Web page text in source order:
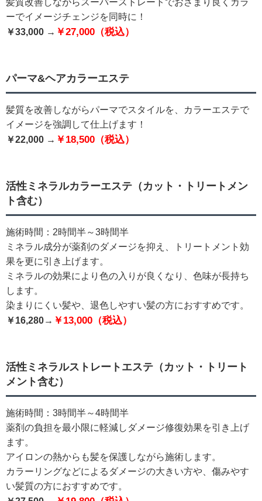
髪質改善しながらスーパーストレートでおさまり良くカラ
ーでイメージチェンジを同時に！
￥33,000 → ￥27,000（税込）
パーマ&ヘアカラーエステ
髪質を改善しながらパーマでスタイルを、カラーエステで
イメージを強調して仕上げます！
￥22,000 → ￥18,500（税込）
活性ミネラルカラーエステ（カット・トリートメン
ト含む）
施術時間：2時間半～3時間半
ミネラル成分が薬剤のダメージを抑え、トリートメント効
果を更に引き上げます。
ミネラルの効果により色の入りが良くなり、色味が長持ち
します。
染まりにくい髪や、退色しやすい髪の方におすすめです。
￥16,280→ ￥13,000（税込）
活性ミネラルストレートエステ（カット・トリート
メント含む）
施術時間：3時間半～4時間半
薬剤の負担を最小限に軽減しダメージ修復効果を引き上げ
ます。
アイロンの熱からも髪を保護しながら施術します。
カラーリングなどによるダメージの大きい方や、傷みやす
い髪質の方におすすめです。